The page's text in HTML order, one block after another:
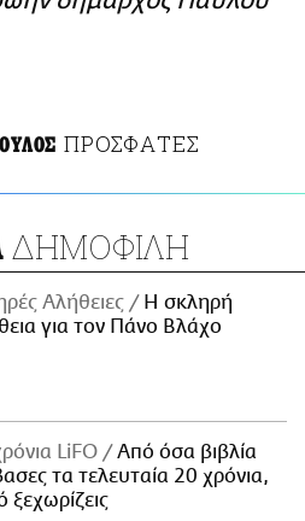
ΠΡΟΣΦΑΤΕΣ
ΔΗΜΟΦΙΛΗ
Αλήθειες
H σκληρή
για τον Πάνο Βλάχο
LiFO
Από όσα βιβλία
τα τελευταία 20 χρόνια,
ξεχωρίζεις